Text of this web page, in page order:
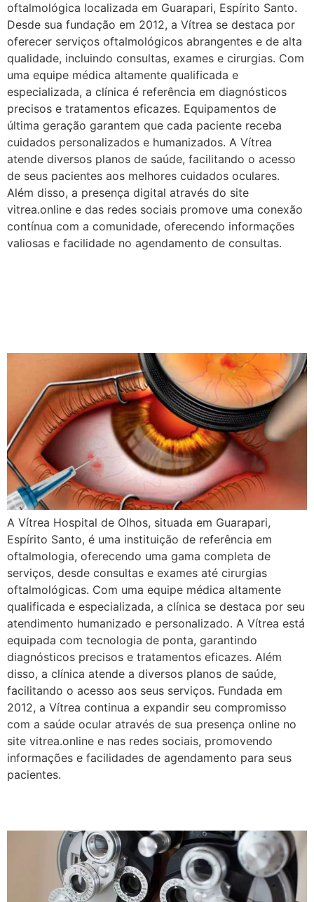
oftalmológica localizada em Guarapari, Espírito Santo.
Desde sua fundação em 2012, a Vítrea se destaca por
oferecer serviços oftalmológicos abrangentes e de alta
qualidade, incluindo consultas, exames e cirurgias. Com
uma equipe médica altamente qualificada e
especializada, a clínica é referência em diagnósticos
precisos e tratamentos eficazes. Equipamentos de
última geração garantem que cada paciente receba
cuidados personalizados e humanizados. A Vítrea
atende diversos planos de saúde, facilitando o acesso
de seus pacientes aos melhores cuidados oculares.
Além disso, a presença digital através do site
vitrea.online e das redes sociais promove uma conexão
contínua com a comunidade, oferecendo informações
valiosas e facilidade no agendamento de consultas.
A Vítrea Hospital de Olhos, situada em Guarapari,
Espírito Santo, é uma instituição de referência em
oftalmologia, oferecendo uma gama completa de
serviços, desde consultas e exames até cirurgias
oftalmológicas. Com uma equipe médica altamente
qualificada e especializada, a clínica se destaca por seu
atendimento humanizado e personalizado. A Vítrea está
equipada com tecnologia de ponta, garantindo
diagnósticos precisos e tratamentos eficazes. Além
disso, a clínica atende a diversos planos de saúde,
facilitando o acesso aos seus serviços. Fundada em
2012, a Vítrea continua a expandir seu compromisso
com a saúde ocular através de sua presença online no
site vitrea.online e nas redes sociais, promovendo
informações e facilidades de agendamento para seus
pacientes.